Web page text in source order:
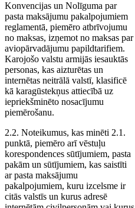
Konvencijas un Nolīguma par
pasta maksājumu pakalpojumiem
reglamentā, piemēro atbrīvojumu
no maksas, izņemot no maksas par
aviopārvadājumu papildtarifiem.
Karojošo valstu armijās iesauktās
personas, kas aizturētas un
internētas neitrālā valstī, klasificē
kā karagūstekņus attiecībā uz
iepriekšminēto nosacījumu
piemērošanu.
2.2. Noteikumus, kas minēti 2.1.
punktā, piemēro arī vēstuļu
korespondences sūtījumiem, pasta
pakām un sūtījumiem, kas saistīti
ar pasta maksājumu
pakalpojumiem, kuru izcelsme ir
citās valstīs un kurus adresē